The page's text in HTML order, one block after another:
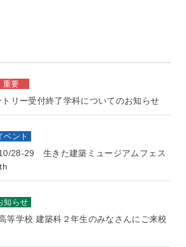
重要
リー受付終了学科についてのお知らせ
ベント
10/28-29 生きた建築ミュージアムフェス
知らせ
等学校 建築科２年生のみなさんにご来校